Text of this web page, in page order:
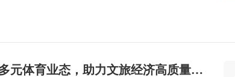
打造多元体育业态，助力文旅经济高质量发展